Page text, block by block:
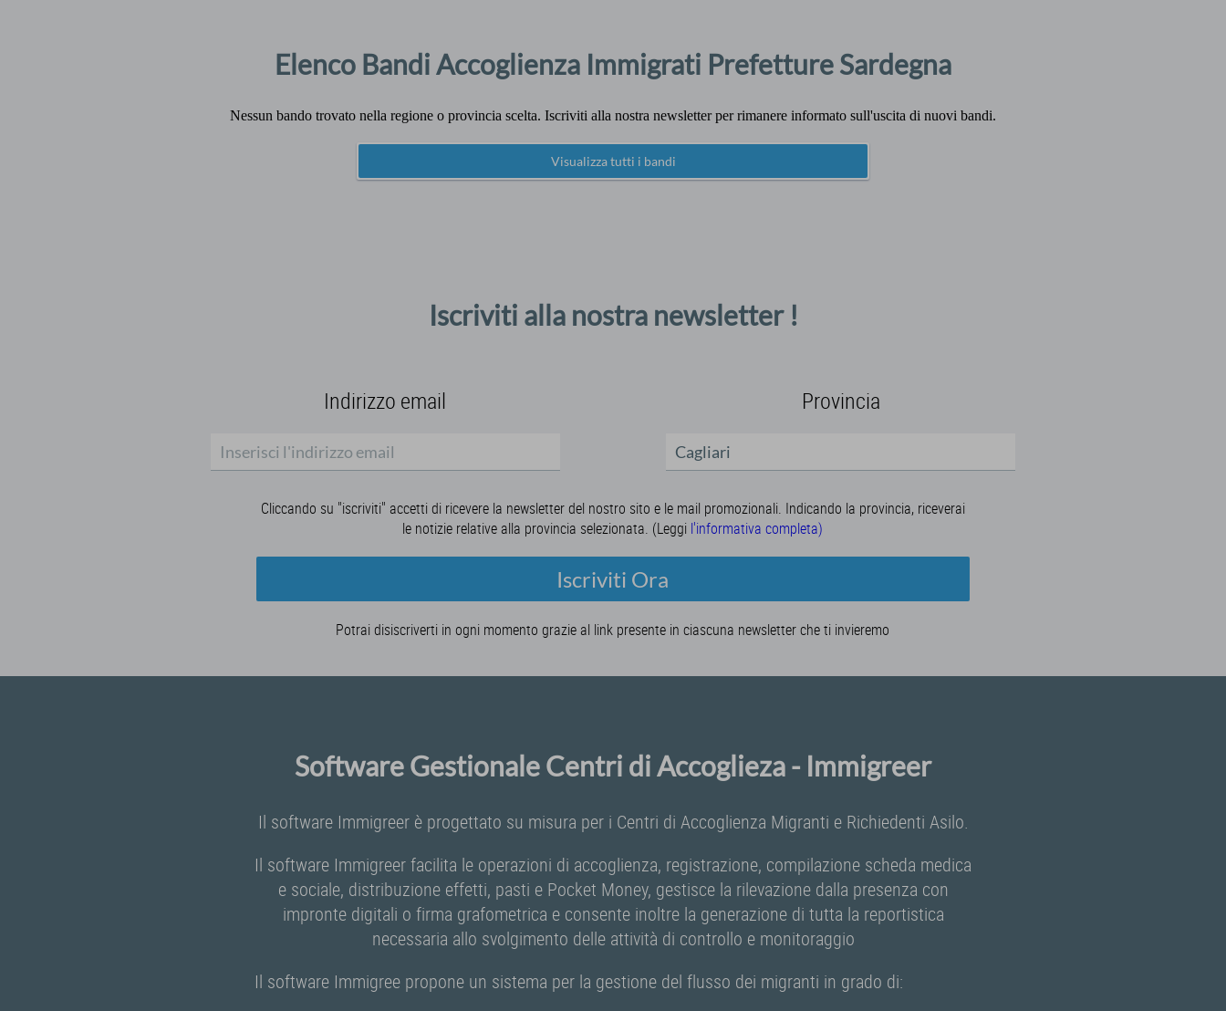
Elenco Bandi Accoglienza Immigrati Prefetture Sardegna
Nessun bando trovato nella regione o provincia scelta. Iscriviti alla nostra newsletter per rimanere informato sull'uscita di nuovi bandi.
Visualizza tutti i bandi
Iscriviti alla nostra newsletter !
Indirizzo email Provincia
Cliccando su "iscriviti" accetti di ricevere la newsletter del nostro sito e le mail promozionali. Indicando la provincia, riceverai
le notizie relative alla provincia selezionata. (Leggi l'informativa completa)
Iscriviti Ora
Potrai disiscriverti in ogni momento grazie al link presente in ciascuna newsletter che ti invieremo
Software Gestionale Centri di Accoglieza - Immigreer
Il software Immigreer è progettato su misura per i Centri di Accoglienza Migranti e Richiedenti Asilo.
Il software Immigreer facilita le operazioni di accoglienza, registrazione, compilazione scheda medica
e sociale, distribuzione effetti, pasti e Pocket Money, gestisce la rilevazione dalla presenza con
impronte digitali o firma grafometrica e consente inoltre la generazione di tutta la reportistica
necessaria allo svolgimento delle attività di controllo e monitoraggio
Il software Immigree propone un sistema per la gestione del flusso dei migranti in grado di: